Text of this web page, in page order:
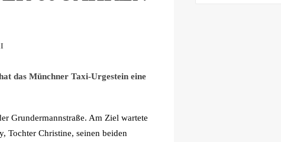
das Münchner Taxi-Urgestein eine
Grundermannstraße. Am Ziel wartete
Tochter Christine, seinen beiden